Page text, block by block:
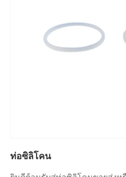
ท่อซิลิโคน